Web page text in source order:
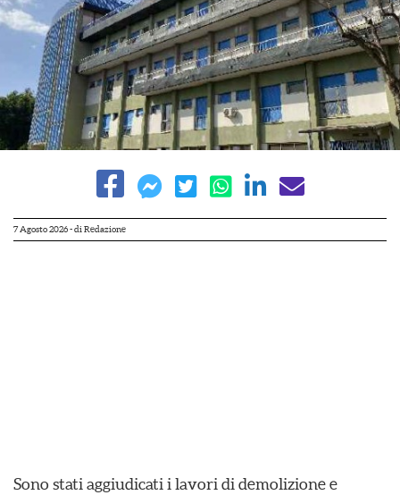
7 Agosto 2026- di Redazione
Sono stati aggiudicati i lavori di demolizione e